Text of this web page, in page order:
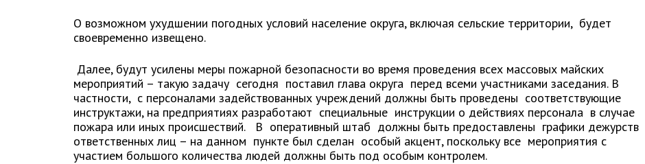
О возможном ухудшении погодных условий население округа, включая сельские территории, будет
своевременно извещено.
Далее, будут усилены меры пожарной безопасности во время проведения всех массовых майских
мероприятий – такую задачу сегодня поставил глава округа перед всеми участниками заседания. В
частности, с персоналами задействованных учреждений должны быть проведены соответствующие
инструктажи, на предприятиях разработают специальные инструкции о действиях персонала в случае
пожара или иных происшествий. В оперативный штаб должны быть предоставлены графики дежурств
ответственных лиц – на данном пункте был сделан особый акцент, поскольку все мероприятия с
участием большого количества людей должны быть под особым контролем.